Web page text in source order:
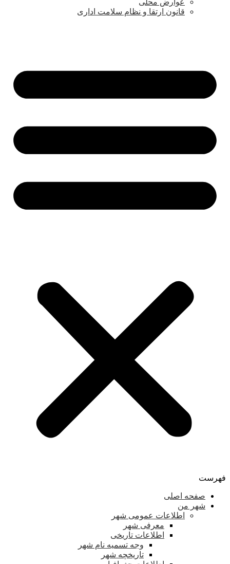
عوارض محلی
قانون ارتقا و نظام سلامت اداری
فهرست
صفحه اصلی
شهر من
اطلاعات عمومی شهر
معرفی شهر
اطلاعات تاریخی
وجه تسمیه نام شهر
تاریخچه شهر